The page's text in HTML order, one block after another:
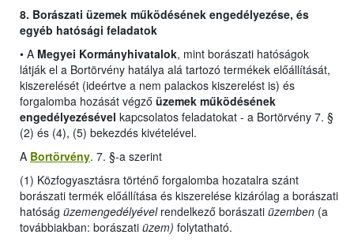
8. Borászati üzemek működésének engedélyezése, és
egyéb hatósági feladatok
• A Megyei Kormányhivatalok, mint borászati hatóságok
látják el a Bortörvény hatálya alá tartozó termékek előállítását,
kiszerelését (ideértve a nem palackos kiszerelést is) és
forgalomba hozását végző üzemek működésének
engedélyezésével kapcsolatos feladatokat - a Bortörvény 7. §
(2) és (4), (5) bekezdés kivételével.
A Bortörvény. 7. §-a szerint
(1) Közfogyasztásra történő forgalomba hozatalra szánt
borászati termék előállítása és kiszerelése kizárólag a borászati
hatóság üzemengedélyévelrendelkező borászati üzemben (a
továbbiakban: borászati üzem) folytatható.